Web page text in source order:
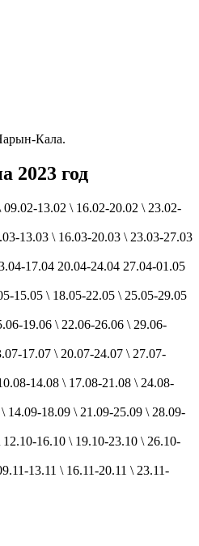
Кала.
2023 год
13.02 \ 16.02-20.02 \ 23.02-
13.03 \ 16.03-20.03 \ 23.03-27.03
17.04 20.04-24.04 27.04-01.05
15.05 \ 18.05-22.05 \ 25.05-29.05
19.06 \ 22.06-26.06 \ 29.06-
17.07 \ 20.07-24.07 \ 27.07-
14.08 \ 17.08-21.08 \ 24.08-
14.09-18.09 \ 21.09-25.09 \ 28.09-
16.10 \ 19.10-23.10 \ 26.10-
13.11 \ 16.11-20.11 \ 23.11-